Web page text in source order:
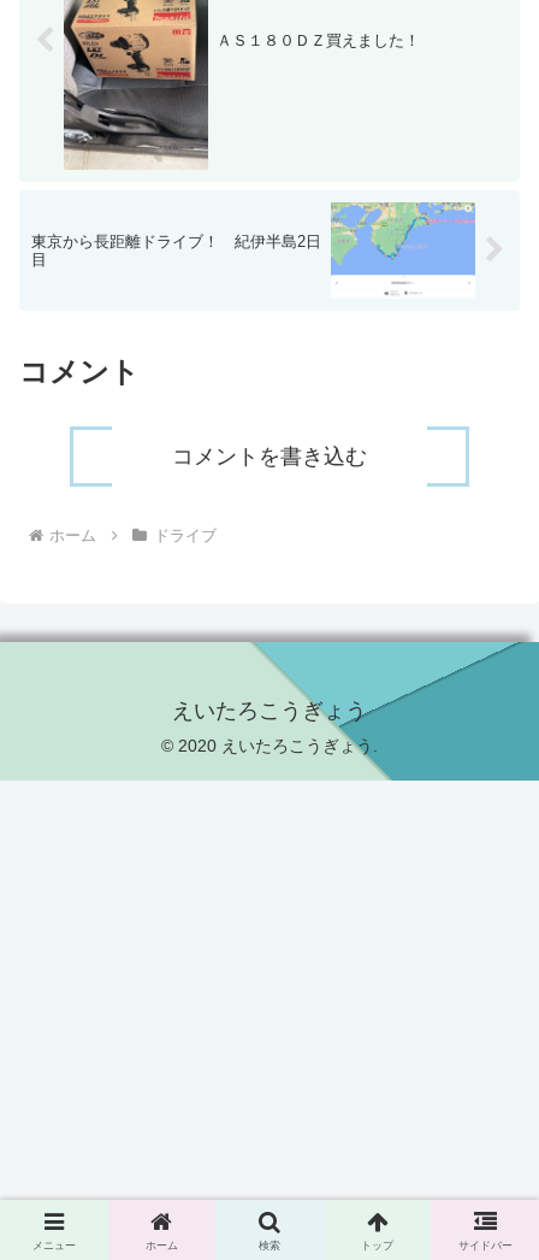
ＡＳ１８０ＤＺ買えました！
東京から長距離ドライブ！ 紀伊半島2日
目
コメント
コメントを書き込む
ホーム ドライブ
えいたろこうぎょう
© 2020 えいたろこうぎょう.
メニュー ホーム 検索 トップ サイドバー